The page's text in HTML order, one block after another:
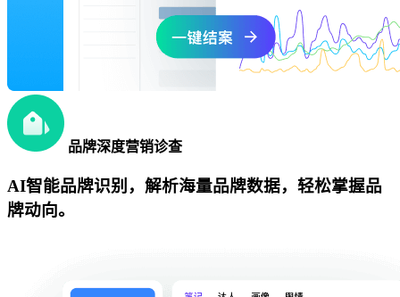
品牌深度营销诊查
AI智能品牌识别，解析海量品牌数据，轻松掌握品
牌动向。